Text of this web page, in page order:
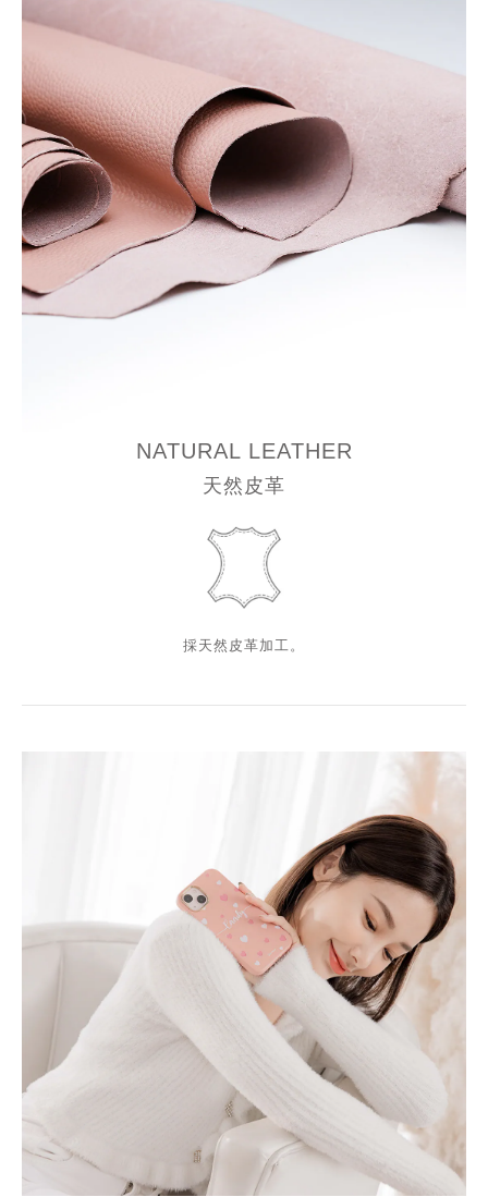
NATURAL LEATHER
天然皮革
採天然皮革加工。